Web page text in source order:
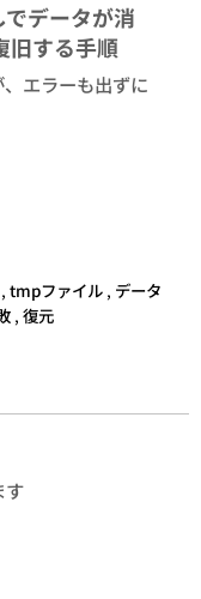
データが消
する手順
エラーも出ずに
, tmpファイル , データ
, 復元
す